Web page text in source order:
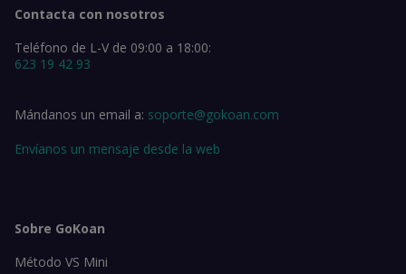
Contacta con nosotros
Teléfono de L-V de 09:00 a 18:00:
623 19 42 93
Mándanos un email a: soporte@gokoan.com
Envíanos un mensaje desde la web
Sobre GoKoan
Método VS Mini